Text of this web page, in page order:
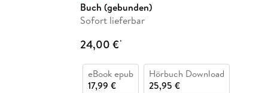
Buch (gebunden)
Sofort lieferbar
24,00 €*
eBook epub
17,99 €
Hörbuch Download
25,95 €